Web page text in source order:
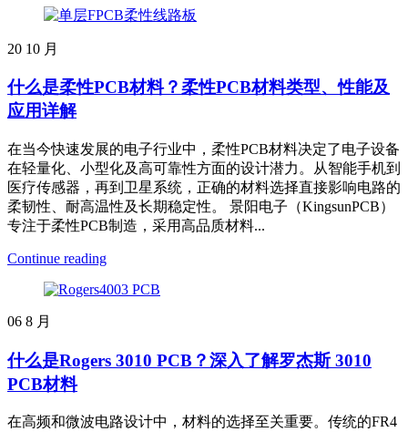
20 10 月
什么是柔性PCB材料？柔性PCB材料类型、性能及
应用详解
在当今快速发展的电子行业中，柔性PCB材料决定了电子设备
在轻量化、小型化及高可靠性方面的设计潜力。从智能手机到
医疗传感器，再到卫星系统，正确的材料选择直接影响电路的
柔韧性、耐高温性及长期稳定性。 景阳电子（KingsunPCB）
专注于柔性PCB制造，采用高品质材料...
Continue reading
06 8 月
什么是Rogers 3010 PCB？深入了解罗杰斯 3010
PCB材料
在高频和微波电路设计中，材料的选择至关重要。传统的FR4